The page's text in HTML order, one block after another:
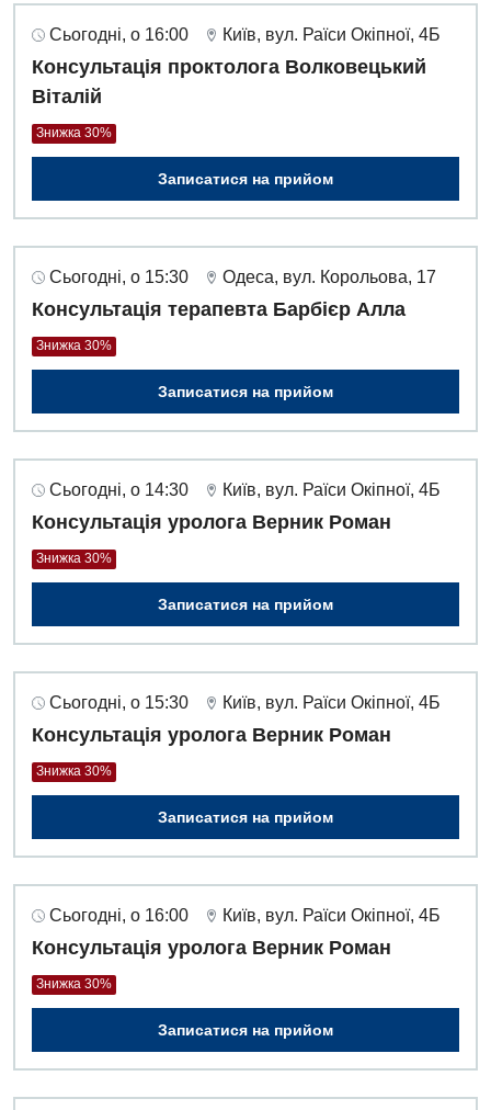
Медична психологія
Нейрохірургія
Онкологічне відділлення
Оториноларингологія
Педіатричне відділення
Проктологія
Пульмонологія
Терапевтичне відділення
Терапія
Травматологічне відділення
Травматологія і ортопедія
Урологічне відділення
Урологія
Хірургічне відділення
Для дітей
Дитяча гастроентерологія
Дитяча гінекологія
Дитяча дерматовенерологія
Дитяча ендокринологія
Сьогодні, о 16:00 Київ, вул. Раїси Окіпної, 4Б
Консультація проктолога Волковецький
Віталій
Знижка 30%
Записатися на прийом
Сьогодні, о 15:30 Одеса, вул. Корольова, 17
Консультація терапевта Барбієр Алла
Знижка 30%
Записатися на прийом
Сьогодні, о 14:30 Київ, вул. Раїси Окіпної, 4Б
Консультація уролога Верник Роман
Знижка 30%
Записатися на прийом
Сьогодні, о 15:30 Київ, вул. Раїси Окіпної, 4Б
Консультація уролога Верник Роман
Знижка 30%
Записатися на прийом
Сьогодні, о 16:00 Київ, вул. Раїси Окіпної, 4Б
Консультація уролога Верник Роман
Знижка 30%
Записатися на прийом